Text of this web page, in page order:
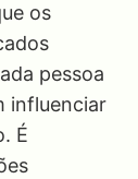
os
pessoa
influenciar
É